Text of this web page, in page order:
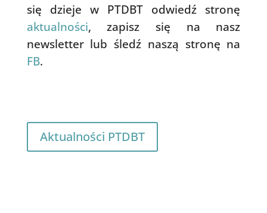
się dzieje w PTDBT odwiedź stronę
aktualności, zapisz się na nasz
newsletter lub śledź naszą stronę na
FB.
Aktualności PTDBT